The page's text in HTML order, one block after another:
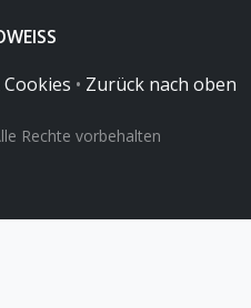
• Zurück nach oben
Rechte vorbehalten